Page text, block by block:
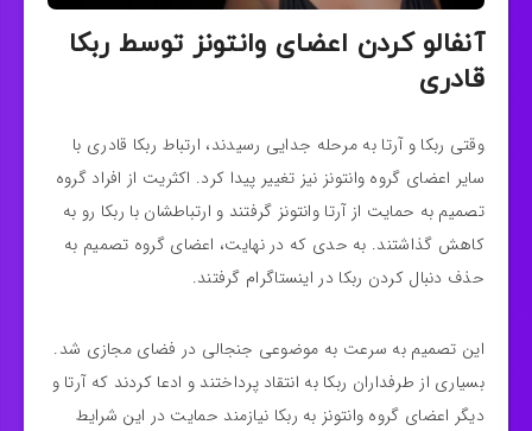
آنفالو کردن اعضای وانتونز توسط ربکا
قادری
وقتی ربکا و آرتا به مرحله‌ جدایی رسیدند، ارتباط ربکا قادری با
سایر اعضای گروه وانتونز نیز تغییر پیدا کرد. اکثریت از افراد گروه
تصمیم به حمایت از آرتا وانتونز گرفتند و ارتباطشان با ربکا رو به
کاهش گذاشتند. به حدی که در نهایت، اعضای گروه تصمیم به
حذف دنبال‌ کردن ربکا در اینستاگرام گرفتند.
این تصمیم به سرعت به موضوعی جنجالی در فضای مجازی شد.
بسیاری از طرفداران ربکا به انتقاد پرداختند و ادعا کردند که آرتا و
دیگر اعضای گروه وانتونز به ربکا نیازمند حمایت در این شرایط